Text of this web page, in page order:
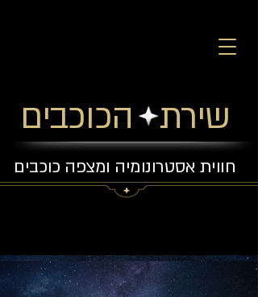
שירת הכוכבים
חווית אסטרונומיה ומצפה כוכבים